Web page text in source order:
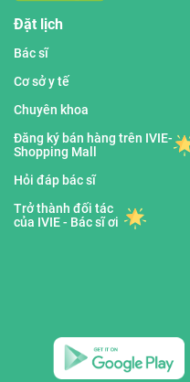
Đặt lịch
Bác sĩ
Cơ sở y tế
Chuyên khoa
Đăng ký bán hàng trên IVIE-
Shopping Mall
Hỏi đáp bác sĩ
Trở thành đối tác
của IVIE - Bác sĩ ơi